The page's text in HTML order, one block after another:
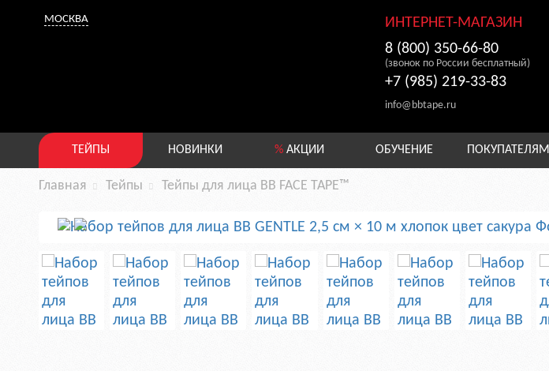
МОСКВА
ИНТЕРНЕТ-МАГАЗИН
8 (800) 350-66-80
(звонок по России бесплатный)
+7 (985) 219-33-83
info@bbtape.ru
ТЕЙПЫ НОВИНКИ % АКЦИИ ОБУЧЕНИЕ ПОКУПАТЕЛЯМ
Главная Тейпы Тейпы для лица BB FACE TAPE™